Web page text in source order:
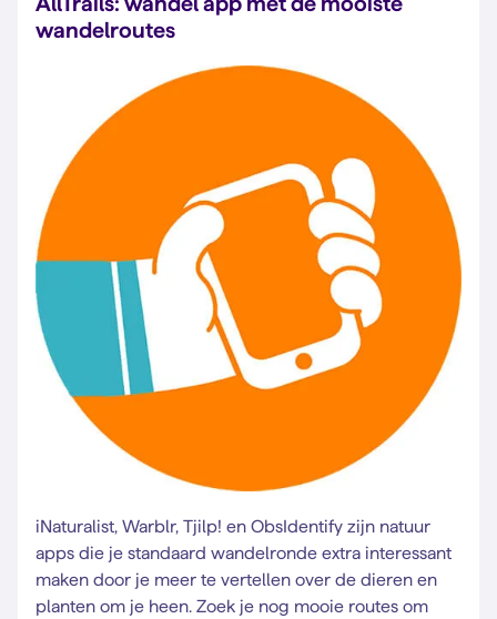
wandelroutes
iNaturalist, Warblr, Tjilp! en ObsIdentify zijn natuur
apps die je standaard wandelronde extra interessant
maken door je meer te vertellen over de dieren en
planten om je heen. Zoek je nog mooie routes om